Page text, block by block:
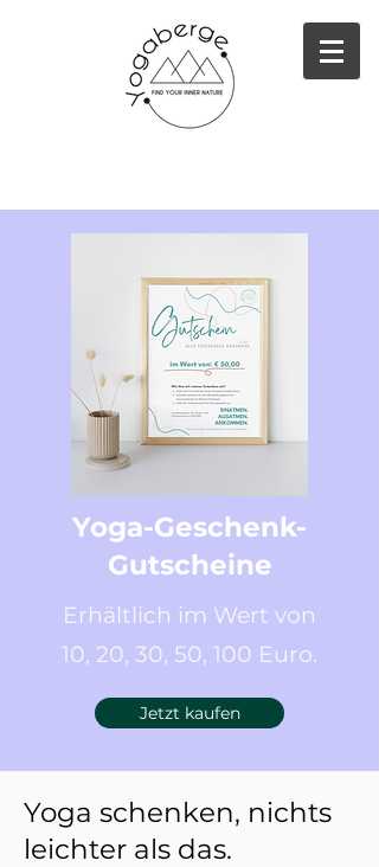
Yoga-Geschenk-
Gutscheine
Erhältlich im Wert von
10, 20, 30, 50, 100 Euro.
Jetzt kaufen
Yoga schenken, nichts
leichter als das.